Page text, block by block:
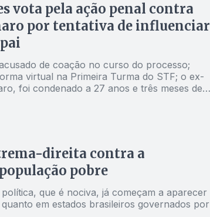
vota pela ação penal contra
por tentativa de influenciar
de coação no curso do processo;
virtual na Primeira Turma do STF; o ex-
foi condenado a 27 anos e três meses de
direita contra a
pobre
que é nociva, já começam a aparecer
em estados brasileiros governados por